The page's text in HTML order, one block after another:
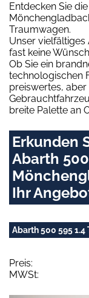
Entdecken Sie
Traumwagen.
Unser
fast keine
Ob Sie ein
technologischen
preiswertes,
breite Palette an
Erkunden
Abarth
Ihr
Abarth 500 595 1.4
Preis:
MWSt: